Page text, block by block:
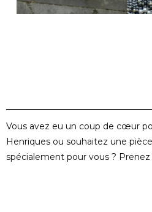
Vous avez eu un coup de cœur
Henriques ou souhaitez une
spécialement pour vous ? Prenez